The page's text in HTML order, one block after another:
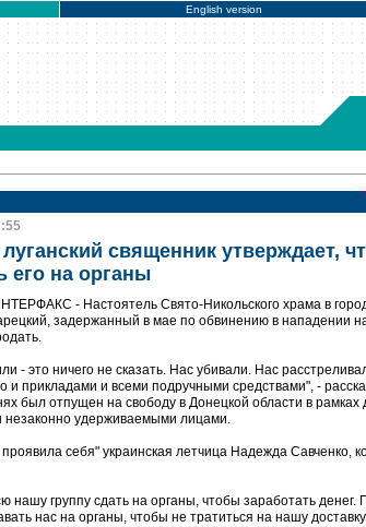
English version
священник утверждает,
его на органы
- Настоятель Свято-Никольского храма в
задержанный в мае по обвинению в нападении
- это ничего не сказать. Нас убивали. Нас
и прикладами и всеми подручными средствами", -
был отпущен на свободу в Донецкой области в рамках
незаконно удерживаемыми лицами.
себя" украинская летчица Надежда Савченко,
нашу группу сдать на органы, чтобы заработать денег.
нас на органы, чтобы не тратиться на нашу